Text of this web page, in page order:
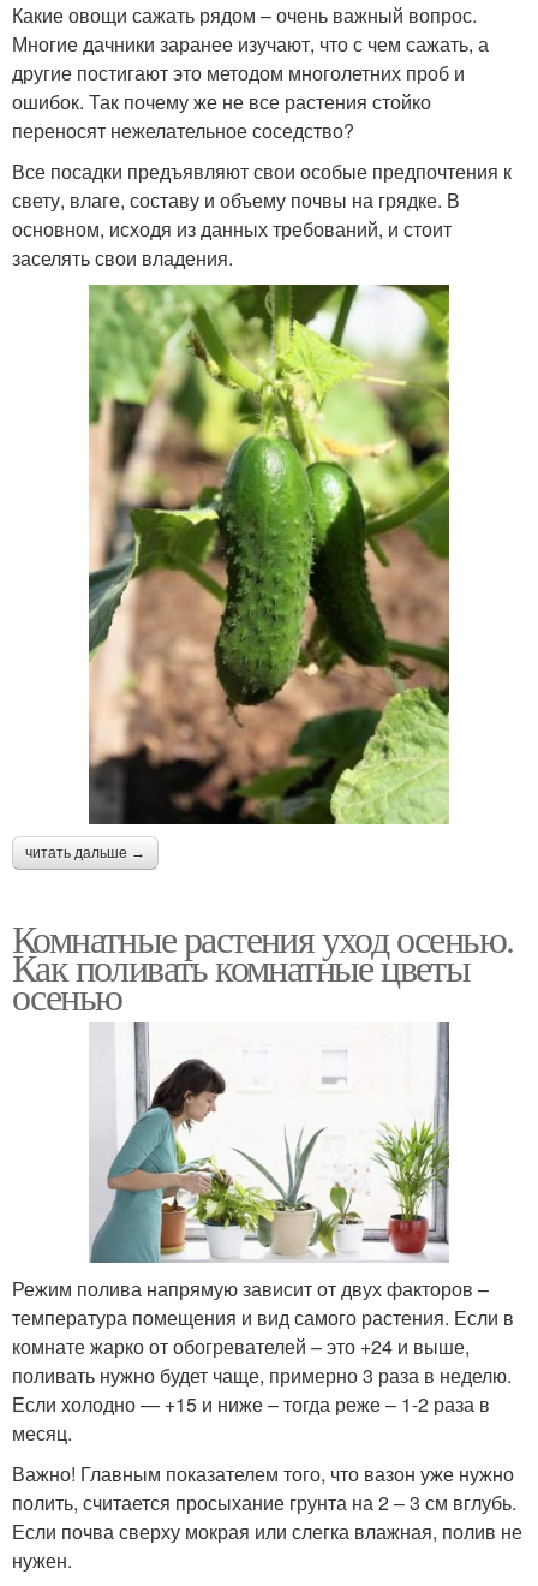
Какие овощи сажать рядом – очень важный вопрос.
Многие дачники заранее изучают, что с чем сажать, а
другие постигают это методом многолетних проб и
ошибок. Так почему же не все растения стойко
переносят нежелательное соседство?
Все посадки предъявляют свои особые предпочтения к
свету, влаге, составу и объему почвы на грядке. В
основном, исходя из данных требований, и стоит
заселять свои владения.
читать дальше →
Комнатные растения уход осенью.
Как поливать комнатные цветы
осенью
Режим полива напрямую зависит от двух факторов –
температура помещения и вид самого растения. Если в
комнате жарко от обогревателей – это +24 и выше,
поливать нужно будет чаще, примерно 3 раза в неделю.
Если холодно — +15 и ниже – тогда реже – 1-2 раза в
месяц.
Важно! Главным показателем того, что вазон уже нужно
полить, считается просыхание грунта на 2 – 3 см вглубь.
Если почва сверху мокрая или слегка влажная, полив не
нужен.